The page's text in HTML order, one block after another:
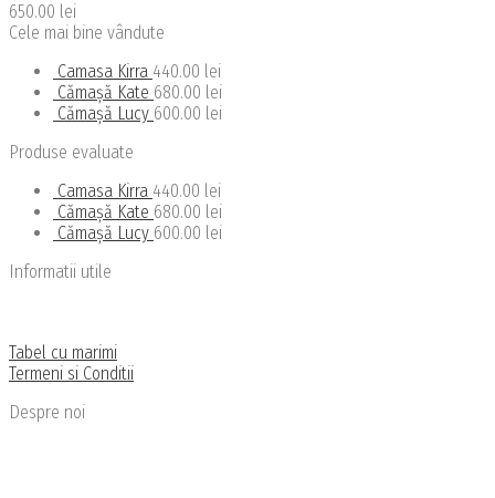
650.00 lei
Cele mai bine vândute
Camasa Kirra 440.00 lei
Cămașă Kate 680.00 lei
Cămașă Lucy 600.00 lei
Produse evaluate
Camasa Kirra 440.00 lei
Cămașă Kate 680.00 lei
Cămașă Lucy 600.00 lei
Informatii utile
Tabel cu marimi
Termeni si Conditii
Despre noi